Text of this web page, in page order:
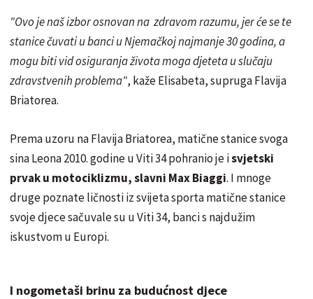
"Ovo je naš izbor osnovan na zdravom razumu, jer će se te
stanice čuvati u banci u Njemačkoj najmanje 30 godina, a
mogu biti vid osiguranja života moga djeteta u slučaju
zdravstvenih problema", kaže Elisabeta, supruga Flavija
Briatorea.
Prema uzoru na Flavija Briatorea, matične stanice svoga
sina Leona 2010. godine u Viti 34 pohranio je isvjetski
prvak u motociklizmu, slavni Max Biaggi. I mnoge
druge poznate ličnosti iz svijeta sporta matične stanice
svoje djece sačuvale su u Viti 34, banci s najdužim
iskustvom u Europi.
I nogometaši brinu za budućnost djece